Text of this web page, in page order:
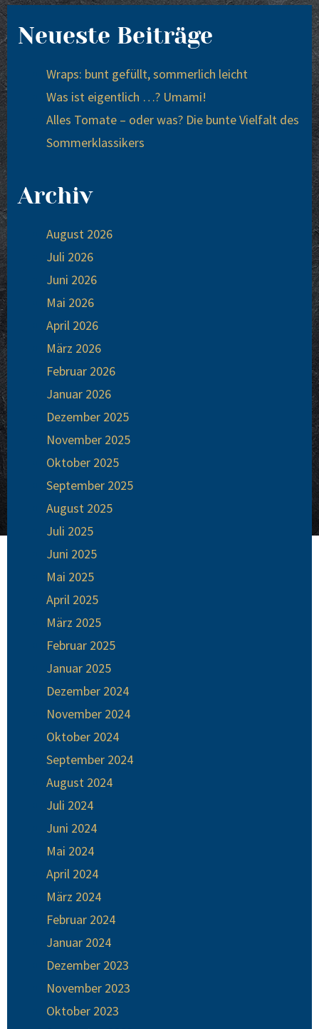
Neueste Beiträge
Wraps: bunt gefüllt, sommerlich leicht
Was ist eigentlich …? Umami!
Alles Tomate – oder was? Die bunte Vielfalt des
Sommerklassikers
Archiv
August 2026
Juli 2026
Juni 2026
Mai 2026
April 2026
März 2026
Februar 2026
Januar 2026
Dezember 2025
November 2025
Oktober 2025
September 2025
August 2025
Juli 2025
Juni 2025
Mai 2025
April 2025
März 2025
Februar 2025
Januar 2025
Dezember 2024
November 2024
Oktober 2024
September 2024
August 2024
Juli 2024
Juni 2024
Mai 2024
April 2024
März 2024
Februar 2024
Januar 2024
Dezember 2023
November 2023
Oktober 2023